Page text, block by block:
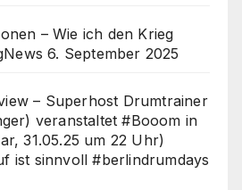
– Wie ich den Krieg
6. September 2025
– Superhost Drumtrainer
veranstaltet #Booom in
31.05.25 um 22 Uhr)
ist sinnvoll #berlindrumdays